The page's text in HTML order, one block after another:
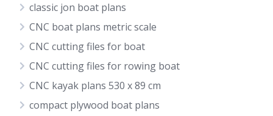
classic jon boat plans
CNC boat plans metric scale
CNC cutting files for boat
CNC cutting files for rowing boat
CNC kayak plans 530 x 89 cm
compact plywood boat plans